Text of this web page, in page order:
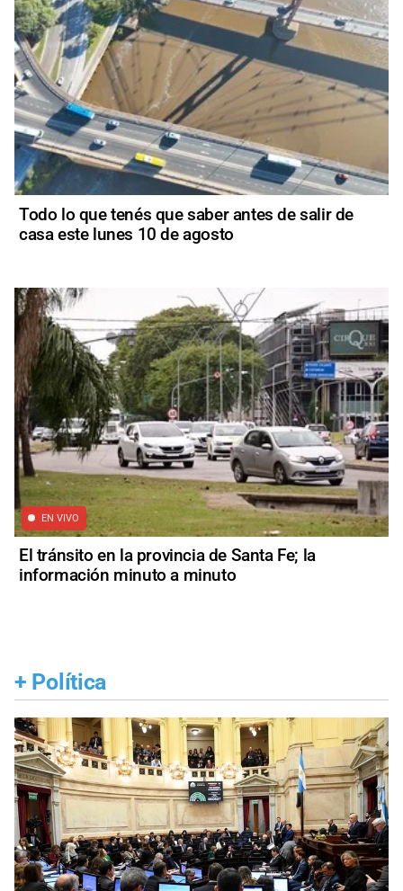
Todo lo que tenés que saber antes de salir de
casa este lunes 10 de agosto
EN VIVO
El tránsito en la provincia de Santa Fe; la
información minuto a minuto
+ Política